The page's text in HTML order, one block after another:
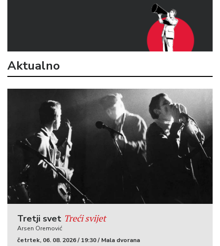
Aktualno
Tretji svet Treći svijet
Arsen Oremović
četrtek, 06. 08. 2026 / 19:30 / Mala dvorana